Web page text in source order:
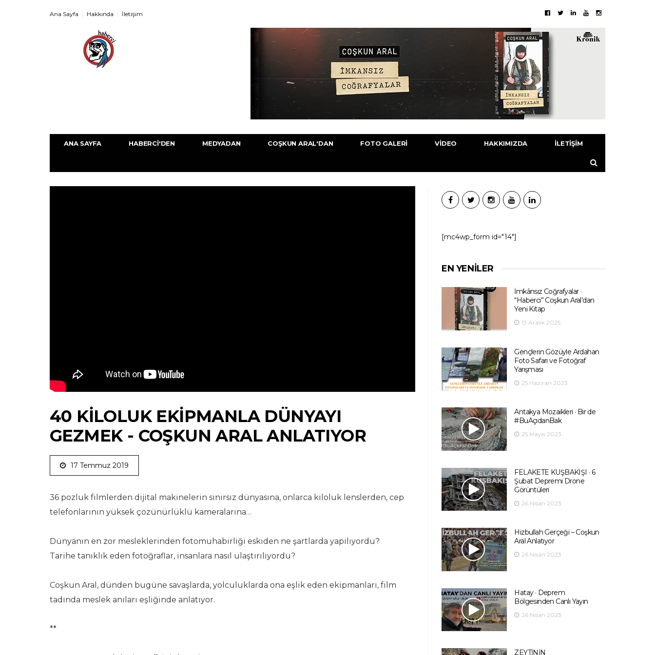
Ana Sayfa Hakkında İletişim
ANA SAYFA HABERCI'DEN MEDYADAN COŞKUN ARAL'DAN FOTO GALERI VIDEO HAKKIMIZDA İLETIŞIM
40 KILOLUK EKIPMANLA DÜNYAYI
GEZMEK - COŞKUN ARAL ANLATIYOR
17 Temmuz 2019
36 pozluk filmlerden dijital makinelerin sınırsız dünyasına, onlarca kiloluk lenslerden, cep
telefonlarının yüksek çözünürlüklü kameralarına…
Dünyanın en zor mesleklerinden fotomuhabirliği eskiden ne şartlarda yapılıyordu?
Tarihe tanıklık eden fotoğraflar, insanlara nasıl ulaştırılıyordu?
Coşkun Aral, dünden bugüne savaşlarda, yolculuklarda ona eşlik eden ekipmanları, film
tadında meslek anıları eşliğinde anlatıyor.
**
[mc4wp_form id="14"]
EN YENILER
İmkânsız Coğrafyalar ·
“Haberci” Coşkun Aral’dan
Yeni Kitap
13 Aralık 2025
Gençlerin Gözüyle Ardahan
Foto Safari ve Fotoğraf
Yarışması
25 Haziran 2023
Antakya Mozaikleri · Bir de
#BuAçıdanBak
25 Mayıs 2023
FELAKETE KUŞBAKIŞI · 6
Şubat Depremi Drone
Görüntüleri
26 Nisan 2023
Hizbullah Gerçeği – Coşkun
Aral Anlatıyor
26 Nisan 2023
Hatay · Deprem
Bölgesinden Canlı Yayın
26 Nisan 2023
ZEYTİNİN